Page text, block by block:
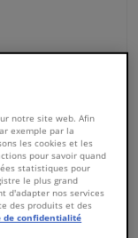
notre site web. Afin
exemple par la
les cookies et les
pour savoir quand
statistiques pour
le plus grand
d'adapter nos services
des produits et des
de confidentialité